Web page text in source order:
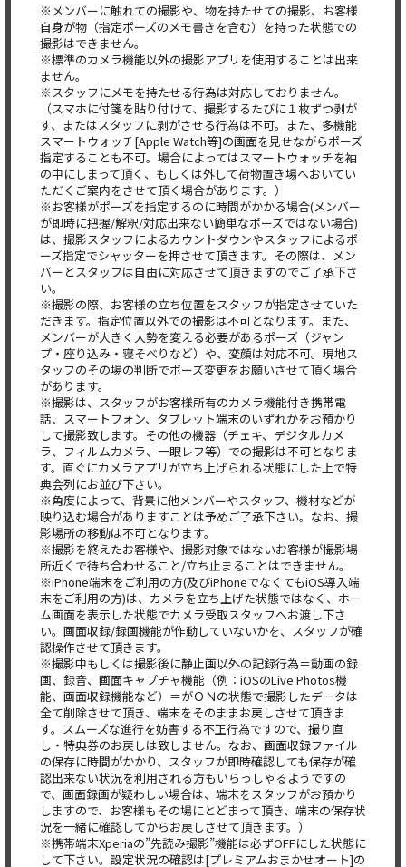
※メンバーに触れての撮影や、物を持たせての撮影、お客様
自身が物（指定ポーズのメモ書きを含む）を持った状態での
撮影はできません。
※標準のカメラ機能以外の撮影アプリを使用することは出来
ません。
※スタッフにメモを持たせる行為は対応しておりません。
（スマホに付箋を貼り付けて、撮影するたびに１枚ずつ剥が
す、またはスタッフに剥がさせる行為は不可。また、多機能
スマートウォッチ[Apple Watch等]の画面を見せながらポーズ
指定することも不可。場合によってはスマートウォッチを袖
の中にしまって頂く、もしくは外して荷物置き場へおいてい
ただくご案内をさせて頂く場合があります。）
※お客様がポーズを指定するのに時間がかかる場合(メンバー
が即時に把握/解釈/対応出来ない簡単なポーズではない場合)
は、撮影スタッフによるカウントダウンやスタッフによるポ
ーズ指定でシャッターを押させて頂きます。その際は、メン
バーとスタッフは自由に対応させて頂きますのでご了承下さ
い。
※撮影の際、お客様の立ち位置をスタッフが指定させていた
だきます。指定位置以外での撮影は不可となります。また、
メンバーが大きく大勢を変える必要があるポーズ（ジャン
プ・座り込み・寝そべりなど）や、変顔は対応不可。現地ス
タッフのその場の判断でポーズ変更をお願いさせて頂く場合
があります。
※撮影は、スタッフがお客様所有のカメラ機能付き携帯電
話、スマートフォン、タブレット端末のいずれかをお預かり
して撮影致します。その他の機器（チェキ、デジタルカメ
ラ、フィルムカメラ、一眼レフ等）での撮影は不可となりま
す。直ぐにカメラアプリが立ち上げられる状態にした上で特
典会列にお並び下さい。
※角度によって、背景に他メンバーやスタッフ、機材などが
映り込む場合がありますことは予めご了承下さい。なお、撮
影場所の移動は不可となります。
※撮影を終えたお客様や、撮影対象ではないお客様が撮影場
所近くで待ち合わせること/立ち止まることはできません。
※iPhone端末をご利用の方(及びiPhoneでなくてもiOS導入端
末をご利用の方)は、カメラを立ち上げた状態ではなく、ホー
ム画面を表示した状態でカメラ受取スタッフへお渡し下さ
い。画面収録/録画機能が作動していないかを、スタッフが確
認操作させて頂きます。
※撮影中もしくは撮影後に静止画以外の記録行為＝動画の録
画、録音、画面キャプチャ機能（例：iOSのLive Photos機
能、画面収録機能など）＝がＯＮの状態で撮影したデータは
全て削除させて頂き、端末をそのままお戻しさせて頂きま
す。スムーズな進行を妨害する不正行為ですので、撮り直
し・特典券のお戻しは致しません。なお、画面収録ファイル
の保存に時間がかかり、スタッフが即時確認しても保存が確
認出来ない状況を利用される方もいらっしゃるようですの
で、画面録画が疑わしい場合は、端末をスタッフがお預かり
しますので、お客様もその場にとどまって頂き、端末の保存状
況を一緒に確認してからお戻しさせて頂きます。）
※携帯端末Xperiaの”先読み撮影”機能は必ずOFFにした状態に
して下さい。設定状況の確認は[プレミアムおまかせオート]の